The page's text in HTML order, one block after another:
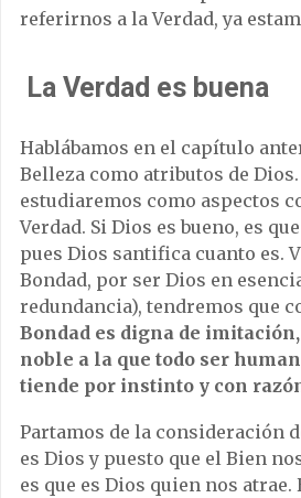
referirnos a la Verdad, ya
La Verdad es buena
Hablábamos en el capítulo
Belleza como atributos de
estudiaremos como aspectos
Verdad. Si Dios es bueno, es
pues Dios santifica cuanto es.
Bondad, por ser Dios en
redundancia), tendremos que
Bondad es digna de
noble a la que todo ser
tiende por instinto y con
Partamos de la consideración
es Dios y puesto que el Bien
es que es Dios quien nos